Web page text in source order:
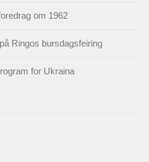
om 1962
Ringos bursdagsfeiring
for Ukraina